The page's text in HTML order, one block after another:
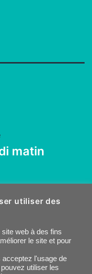
matin
matin
utiliser des
web à des fins
le site et pour
acceptez l'usage de
utiliser les